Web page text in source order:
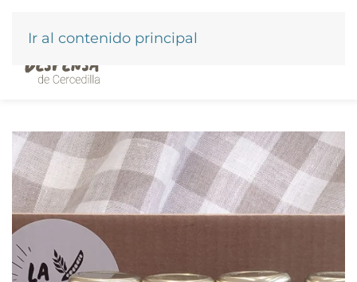
Ir al contenido principal